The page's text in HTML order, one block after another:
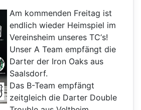
Am kommenden Freitag ist
endlich wieder Heimspiel im
Vereinsheim unseres TC‘s!
Unser A Team empfängt die
Darter der Iron Oaks aus
Saalsdorf.
Das B-Team empfängt
zeitgleich die Darter Double